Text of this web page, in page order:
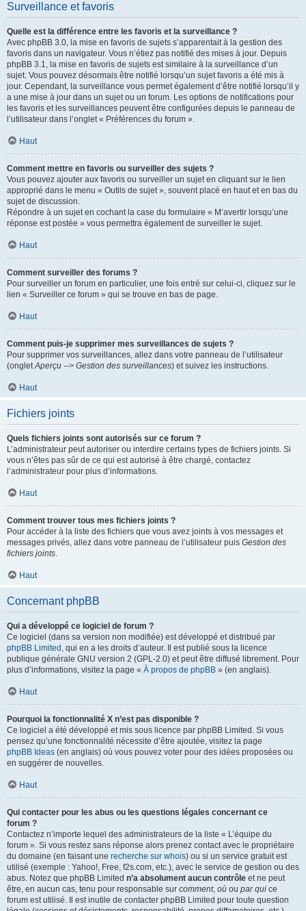
Surveillance et favoris
Quelle est la différence entre les favoris et la surveillance ?
Avec phpBB 3.0, la mise en favoris de sujets s’apparentait à la gestion des
favoris dans un navigateur. Vous n’étiez pas notifié des mises à jour. Depuis
phpBB 3.1, la mise en favoris de sujets est similaire à la surveillance d’un
sujet. Vous pouvez désormais être notifié lorsqu’un sujet favoris a été mis à
jour. Cependant, la surveillance vous permet également d’être notifié lorsqu’il y
a une mise à jour dans un sujet ou un forum. Les options de notifications pour
les favoris et les surveillances peuvent être configurées depuis le panneau de
l’utilisateur dans l’onglet « Préférences du forum ».
Haut
Comment mettre en favoris ou surveiller des sujets ?
Vous pouvez ajouter aux favoris ou surveiller un sujet en cliquant sur le lien
approprié dans le menu « Outils de sujet », souvent placé en haut et en bas du
sujet de discussion.
Répondre à un sujet en cochant la case du formulaire « M’avertir lorsqu’une
réponse est postée » vous permettra également de surveiller le sujet.
Haut
Comment surveiller des forums ?
Pour surveiller un forum en particulier, une fois entré sur celui-ci, cliquez sur le
lien « Surveiller ce forum » qui se trouve en bas de page.
Haut
Comment puis-je supprimer mes surveillances de sujets ?
Pour supprimer vos surveillances, allez dans votre panneau de l’utilisateur
(ongletAperçu --> Gestion des surveillances) et suivez les instructions.
Haut
Fichiers joints
Quels fichiers joints sont autorisés sur ce forum ?
L’administrateur peut autoriser ou interdire certains types de fichiers joints. Si
vous n’êtes pas sûr de ce qui est autorisé à être chargé, contactez
l’administrateur pour plus d’informations.
Haut
Comment trouver tous mes fichiers joints ?
Pour accéder à la liste des fichiers que vous avez joints à vos messages et
messages privés, allez dans votre panneau de l’utilisateur puis Gestion des
fichiers joints.
Haut
Concernant phpBB
Qui a développé ce logiciel de forum ?
Ce logiciel (dans sa version non modifiée) est développé et distribué par
phpBB Limited , qui en a les droits d’auteur. Il est publié sous la licence
publique générale GNU version 2 (GPL-2.0) et peut être diffusé librement. Pour
plus d’informations, visitez la page « À propos de phpBB » (en anglais).
Haut
Pourquoi la fonctionnalité X n’est pas disponible ?
Ce logiciel a été développé et mis sous licence par phpBB Limited. Si vous
pensez qu’une fonctionnalité nécessite d’être ajoutée, visitez la page
phpBB Ideas (en anglais) où vous pouvez voter pour des idées proposées ou
en suggérer de nouvelles.
Haut
Qui contacter pour les abus ou les questions légales concernant ce
forum ?
Contactez n’importe lequel des administrateurs de la liste « L’équipe du
forum ». Si vous restez sans réponse alors prenez contact avec le propriétaire
du domaine (en faisant une recherche sur whois) ou si un service gratuit est
utilisé (exemple : Yahoo!, Free, f2s.com, etc.), avec le service de gestion ou des
abus. Notez que phpBB Limited n’a absolument aucun contrôle et ne peut
être, en aucun cas, tenu pour responsable sur comment, où ou par qui ce
forum est utilisé. Il est inutile de contacter phpBB Limited pour toute question